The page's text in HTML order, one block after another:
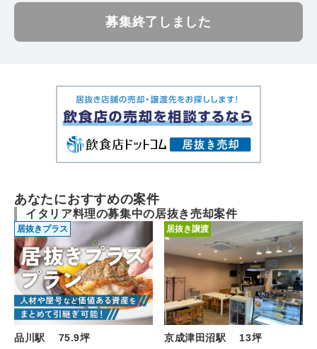
募集終了しました
あなたにおすすめの案件
イタリア料理の募集中の居抜き売却案件
居抜きプラス
品川駅 75.9坪
居抜き譲渡
京成津田沼駅 13坪